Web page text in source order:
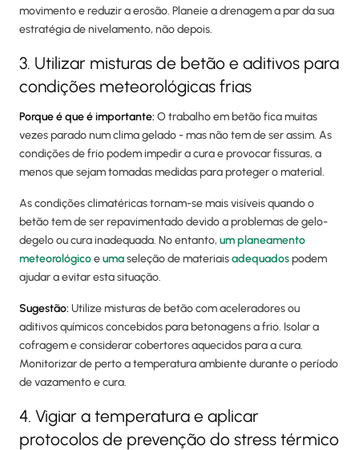
movimento e reduzir a erosão. Planeie a drenagem a par da sua
estratégia de nivelamento, não depois.
3. Utilizar misturas de betão e aditivos para
condições meteorológicas frias
Porque é que é importante: O trabalho em betão fica muitas
vezes parado num clima gelado - mas não tem de ser assim. As
condições de frio podem impedir a cura e provocar fissuras, a
menos que sejam tomadas medidas para proteger o material.
As condições climatéricas tornam-se mais visíveis quando o
betão tem de ser repavimentado devido a problemas de gelo-
degelo ou cura inadequada. No entanto, um planeamento
meteorológicoeumaseleção de materiaisadequadospodem
ajudar a evitar esta situação.
Sugestão: Utilize misturas de betão com aceleradores ou
aditivos químicos concebidos para betonagens a frio. Isolar a
cofragem e considerar cobertores aquecidos para a cura.
Monitorizar de perto a temperatura ambiente durante o período
de vazamento e cura.
4. Vigiar a temperatura e aplicar
protocolos de prevenção do stress térmico